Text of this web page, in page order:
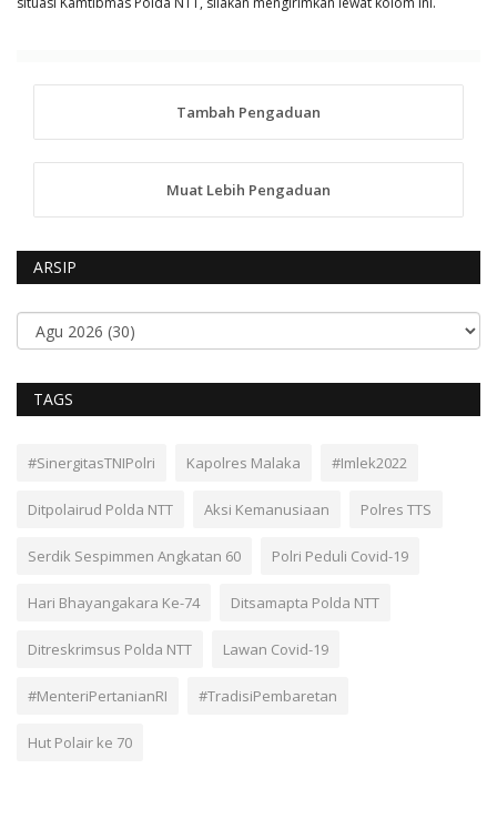
Tambah Pengaduan
Muat Lebih Pengaduan
ARSIP
TAGS
#SinergitasTNIPolri Kapolres Malaka #Imlek2022
Ditpolairud Polda NTT Aksi Kemanusiaan Polres TTS
Serdik Sespimmen Angkatan 60 Polri Peduli Covid-19
Hari Bhayangakara Ke-74 Ditsamapta Polda NTT
Ditreskrimsus Polda NTT Lawan Covid-19
#MenteriPertanianRI #TradisiPembaretan
Hut Polair ke 70